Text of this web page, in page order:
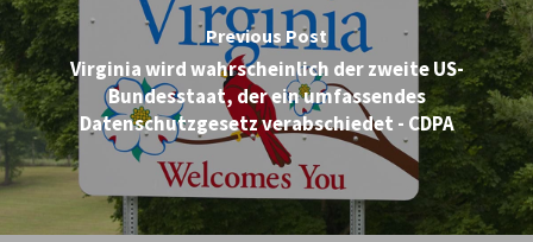
Previous Post
Virginia wird wahrscheinlich der zweite US-
Bundesstaat, der ein umfassendes
Datenschutzgesetz verabschiedet - CDPA